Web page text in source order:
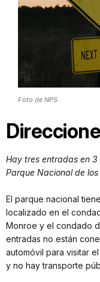
Foto de NPS
Hay tres entradas en
Parque Nacional de
El parque nacional
localizado en el
Monroe y el condado
entradas no están
automóvil para visitar
y no hay transporte